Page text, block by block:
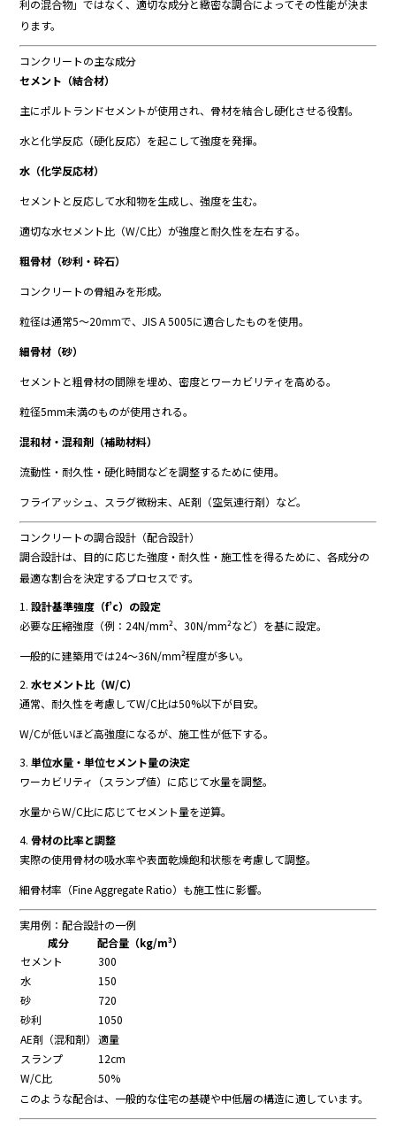
利の混合物」ではなく、適切な成分と緻密な調合によってその性能が決ま
り ます。
コンクリートの主な成分
セメント（結合材）
主にポルト ランドセメントが使用され、 骨材を結合し硬化させる役割。
水と化学反応（硬化反応） を起こ して強度を発揮。
水（化学反応材）
セメント と反応して水和物を生成し、強度を生む。
適切な水セメント比（W/C比）が強度と耐久性を左右する。
粗骨材（砂利・砕石）
コンクリートの骨組みを形成。
粒径は通常5～20mmで、JISA5005に適合したものを使用。
細骨材（砂）
セメント と粗骨材の間隙を埋め、密度と ワーカビリティを高める。
粒径5mm未満のものが使用される。
混和材・混和剤（補助材料）
流動性・耐久性・硬化時間などを調整するために使用。
フライアッシュ、 スラグ微粉末、AE剤（空気連行剤） など。
コンクリートの調合設計（配合設計）
調合設計は、 目的に応じた強度・耐久性・施工性を得るために、各成分の
最適な割合を決定するプロセスです。
1.設計基準強度（f’c） の設定
必要な圧縮強度（例： 24N/mm²、30N/mm²など） を基に設定。
一般的に建築用では24～36N/mm²程度が多い。
2.水セメント比（W/C）
通常、耐久性を考慮 してW/C比は50%以下が目安。
W/Cが低いほど高強度になるが、施工性が低下する。
3.単位水量・単位セメント量の決定
ワーカビリティ（スランプ値） に応じて水量を調整。
水量からW/C比に応じてセメント量を逆算。
4.骨材の比率と調整
実際の使用骨材の吸水率や表面乾燥飽和状態を考慮 して調整。
細骨材率（FineAggregateRatio） も施工性に影響。
実用例：配合設計の一例
成分
配合量（kg/m³）
セメント
300
水
150
砂
720
砂利
1050
AE剤（混和剤）
適量
スランプ
12cm
W/C比
50%
このような配合は、 一般的な住宅の基礎や中低層の構造に適しています。